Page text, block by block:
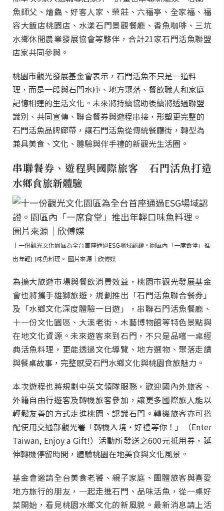
魚師父、燴鱻、好客人家、榮莊、六福亭、全家福、福
容大飯店桃園店、水漾石門景觀餐廳、香魚咖啡、三坑
水鄉休閒農業發展協會等夥伴，合計21家石門活魚聯盟
店家共同參與。
桃園市觀光發展基金會表示，石門活魚不只是一道料
理，而是一段與石門水庫、地方聚落、餐飲職人和家庭
記憶相連的生活文化。未來將持續協助後續將透過聯盟
識別、共同宣傳、聯合餐券與遊程串接，形塑更完整的
石門活魚品牌廊帶，讓石門活魚從傳統餐廳街，轉型為
兼具美食、文化、體驗與伴手禮的新觀光生活圈。
串聯餐券、遊程與國際旅客 石門活魚打造
水鄉食旅新體驗
十一份觀光文化園區為全台首座通過ESG場域認證。園區內「一席食堂」推
出年輕口味魚料理。 圖片來源｜欣傅媒
為擴大旅遊市場與餐飲消費效益，桃園市觀光發展基金
會也將攜手雄獅旅遊，規劃推出「石門活魚聯合餐券」
及「水鄉文化深度體驗一日遊」，串聯石門活魚餐廳、
十一份文化園區、大溪老街、木藝博物館等特色景點與
在地文化資源。未來遊客來到石門，不只是品嚐一桌經
典活魚料理，更能透過文化導覽、地方選物、聚落走讀
與餐桌故事，完整感受石門水鄉文化與桃園食旅魅力。
本次遊程也將規劃中英文領隊服務，歡迎國內外旅客、
外籍自由行遊客及轉機旅客參加，讓更多國際旅人能以
輕鬆友善的方式走進桃園、認識石門。轉機旅客亦可搭
配使用交通部觀光署「轉機入境・好禮等你！」（Enter
Taiwan, Enjoy a Gift!）活動所發送之600元抵用券，延
伸轉機停留時間，體驗桃園在地美食與文化風景。
基金會邀請全台美食老饕、親子家庭、團體旅客與喜愛
地方旅行的朋友，一起走進石門、品味活魚，從一桌好
菜開始，看見桃園水鄉文化的新風貌。最新消息請上活